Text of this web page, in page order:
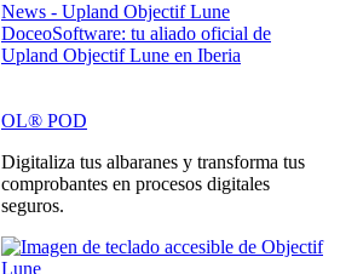
News - Upland Objectif Lune
DoceoSoftware: tu aliado oficial de
Upland Objectif Lune en Iberia
OL® POD
Digitaliza tus albaranes y transforma tus
comprobantes en procesos digitales
seguros.